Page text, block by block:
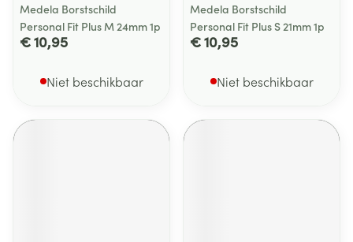
Medela Borstschild
Personal Fit Plus M 24mm 1p
€ 10,95
Niet beschikbaar
Medela Borstschild
Personal Fit Plus S 21mm 1p
€ 10,95
Niet beschikbaar